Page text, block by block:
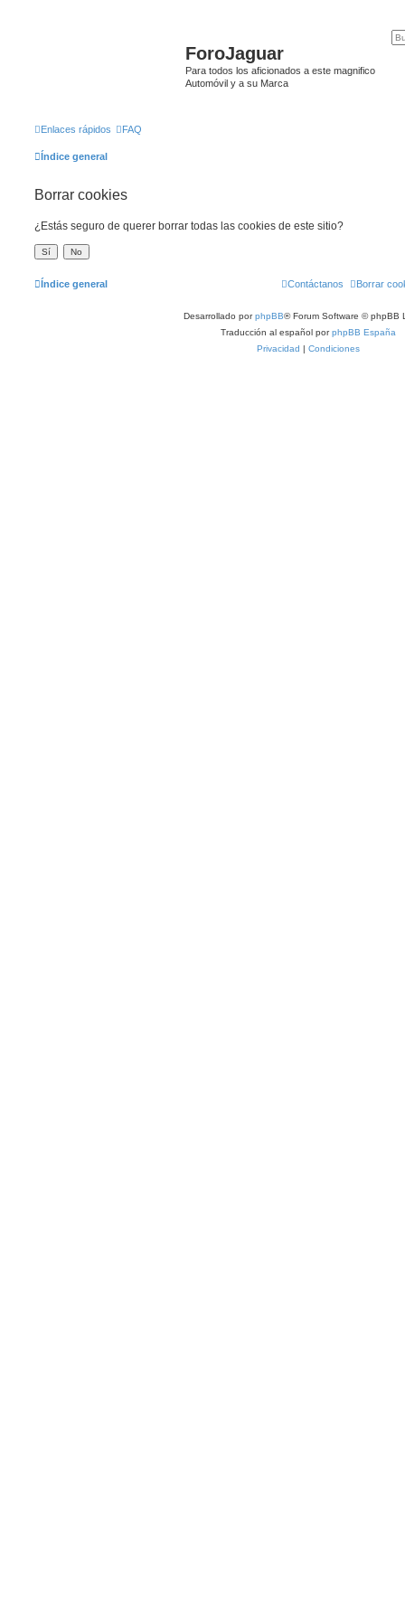
ForoJaguar
Para todos los aficionados a este magnifico
Automóvil y a su Marca
Enlaces rápidos FAQ
Índice general
Borrar cookies
¿Estás seguro de querer borrar todas las cookies de este sitio?
Índice general Borrar
Contáctanos
Desarrollado porphpBB® Forum Software © phpBB
Traducción al español porphpBB España
Privacidad | Condiciones